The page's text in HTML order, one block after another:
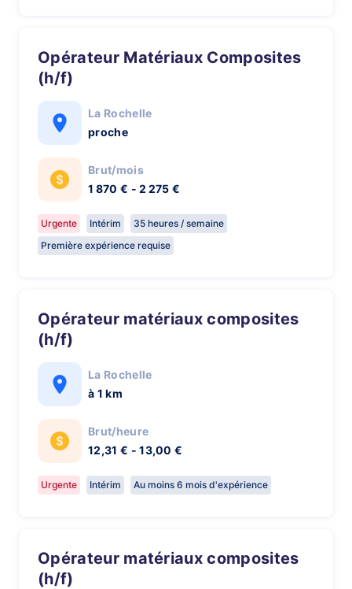
Opérateur Matériaux Composites
(h/f)
La Rochelle
proche
Brut/mois
1 870 € - 2 275 €
Urgente Intérim
35 heures / semaine
Première expérience requise
Opérateur matériaux composites
(h/f)
La Rochelle
à 1 km
Brut/heure
12,31 € - 13,00 €
Urgente Intérim Au moins 6 mois d'expérience
Opérateur matériaux composites
(h/f)